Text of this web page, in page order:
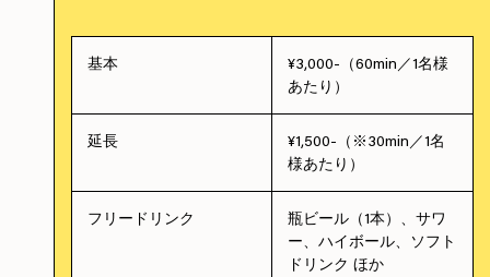
基本
¥3,000-（60min／1名様
あたり）
延長
¥1,500-（※30min／1名
様あたり）
フリードリンク
瓶ビール（1本）、サワ
ー、ハイボール、ソフト
ドリンク ほか